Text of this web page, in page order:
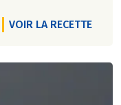
VOIR LA RECETTE